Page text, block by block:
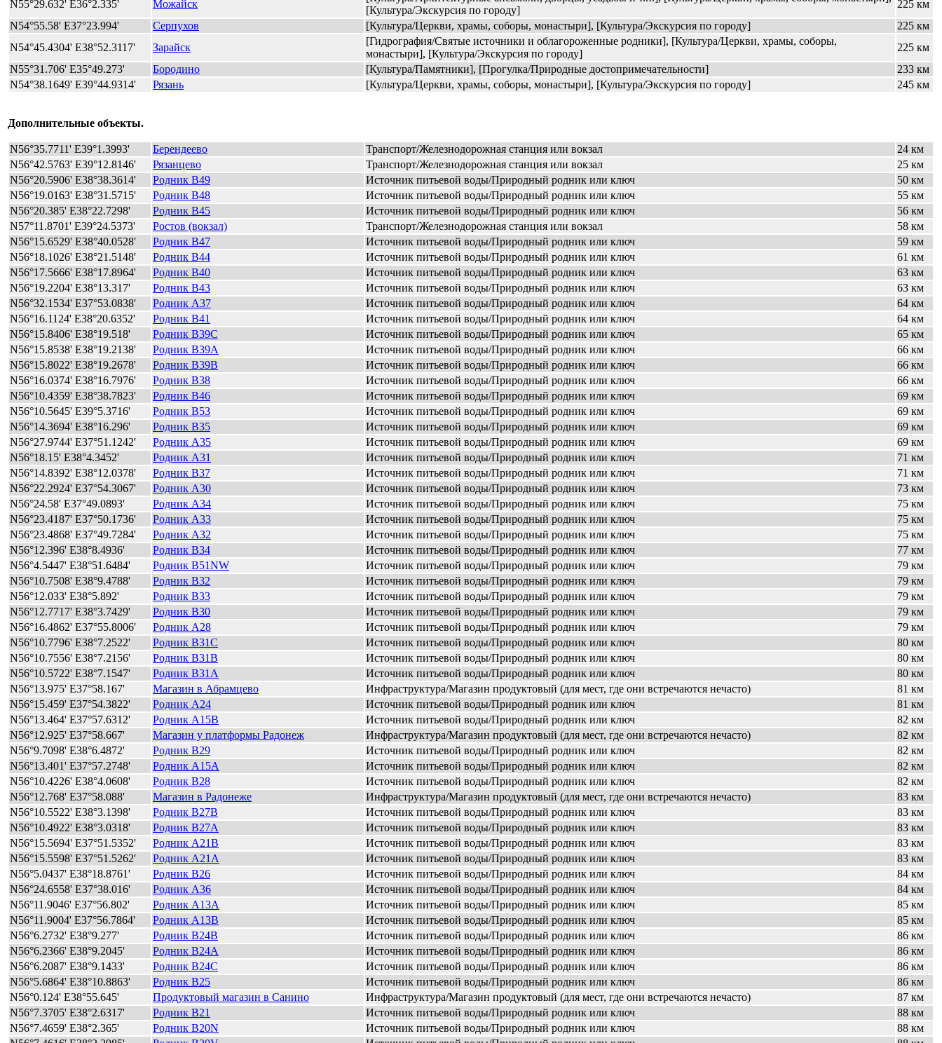
N55°29.632' E36°2.335'
Можайск
[Культура/Экскурсия по городу]
225 км
N54°55.58' E37°23.994'
Серпухов [Культура/Церкви, храмы, соборы, монастыри], [Культура/Экскурсия по городу]
225 км
N54°45.4304' E38°52.3117'
Зарайск
[Гидрография/Святые источники и облагороженные родники], [Культура/Церкви, храмы, соборы,
монастыри], [Культура/Экскурсия по городу]
225 км
N55°31.706' E35°49.273'
Бородино [Культура/Памятники], [Прогулка/Природные достопримечательности]
233 км
N54°38.1649' E39°44.9314'
Рязань [Культура/Церкви, храмы, соборы, монастыри], [Культура/Экскурсия по городу] 245 км
Дополнительные объекты.
N56°35.7711' E39°1.3993' Берендеево Транспорт/Железнодорожная станция или вокзал
24 км
N56°42.5763' E39°12.8146'
Рязанцево Транспорт/Железнодорожная станция или вокзал
25 км
N56°20.5906' E38°38.3614'
Родник B49 Источник питьевой воды/Природный родник или ключ
50 км
N56°19.0163' E38°31.5715'
Родник B48 Источник питьевой воды/Природный родник или ключ
55 км
N56°20.385' E38°22.7298'
Родник B45 Источник питьевой воды/Природный родник или ключ
56 км
N57°11.8701' E39°24.5373'
Ростов (вокзал) Транспорт/Железнодорожная станция или вокзал
58 км
N56°15.6529' E38°40.0528'
Родник B47 Источник питьевой воды/Природный родник или ключ
59 км
N56°18.1026' E38°21.5148'
Родник B44 Источник питьевой воды/Природный родник или ключ
61 км
N56°17.5666' E38°17.8964'
Родник B40 Источник питьевой воды/Природный родник или ключ
63 км
N56°19.2204' E38°13.317'
Родник B43 Источник питьевой воды/Природный родник или ключ
63 км
N56°32.1534' E37°53.0838'
Родник A37 Источник питьевой воды/Природный родник или ключ
64 км
N56°16.1124' E38°20.6352'
Родник B41 Источник питьевой воды/Природный родник или ключ
64 км
N56°15.8406' E38°19.518'
Родник B39C Источник питьевой воды/Природный родник или ключ
65 км
N56°15.8538' E38°19.2138'
Родник B39A Источник питьевой воды/Природный родник или ключ
66 км
N56°15.8022' E38°19.2678'
Родник B39B Источник питьевой воды/Природный родник или ключ
66 км
N56°16.0374' E38°16.7976'
Родник B38 Источник питьевой воды/Природный родник или ключ
66 км
N56°10.4359' E38°38.7823'
Родник B46 Источник питьевой воды/Природный родник или ключ
69 км
N56°10.5645' E39°5.3716'
Родник B53 Источник питьевой воды/Природный родник или ключ
69 км
N56°14.3694' E38°16.296'
Родник B35 Источник питьевой воды/Природный родник или ключ
69 км
N56°27.9744' E37°51.1242'
Родник A35 Источник питьевой воды/Природный родник или ключ
69 км
N56°18.15' E38°4.3452'
Родник A31 Источник питьевой воды/Природный родник или ключ
71 км
N56°14.8392' E38°12.0378'
Родник B37 Источник питьевой воды/Природный родник или ключ
71 км
N56°22.2924' E37°54.3067'
Родник A30 Источник питьевой воды/Природный родник или ключ
73 км
N56°24.58' E37°49.0893'
Родник A34 Источник питьевой воды/Природный родник или ключ
75 км
N56°23.4187' E37°50.1736'
Родник A33 Источник питьевой воды/Природный родник или ключ
75 км
N56°23.4868' E37°49.7284'
Родник A32 Источник питьевой воды/Природный родник или ключ
75 км
N56°12.396' E38°8.4936'
Родник B34 Источник питьевой воды/Природный родник или ключ
77 км
N56°4.5447' E38°51.6484'
Родник B51NW Источник питьевой воды/Природный родник или ключ
79 км
N56°10.7508' E38°9.4788'
Родник B32 Источник питьевой воды/Природный родник или ключ
79 км
N56°12.033' E38°5.892'
Родник B33 Источник питьевой воды/Природный родник или ключ
79 км
N56°12.7717' E38°3.7429'
Родник B30 Источник питьевой воды/Природный родник или ключ
79 км
N56°16.4862' E37°55.8006'
Родник A28 Источник питьевой воды/Природный родник или ключ
79 км
N56°10.7796' E38°7.2522'
Родник B31C Источник питьевой воды/Природный родник или ключ
80 км
N56°10.7556' E38°7.2156'
Родник B31B Источник питьевой воды/Природный родник или ключ
80 км
N56°10.5722' E38°7.1547'
Родник B31A Источник питьевой воды/Природный родник или ключ
80 км
N56°13.975' E37°58.167'
Магазин в Абрамцево Инфраструктура/Магазин продуктовый (для мест, где они встречаются нечасто)
81 км
N56°15.459' E37°54.3822'
Родник A24 Источник питьевой воды/Природный родник или ключ
81 км
N56°13.464' E37°57.6312'
Родник A15B Источник питьевой воды/Природный родник или ключ
82 км
N56°12.925' E37°58.667'
Магазин у платформы Радонеж Инфраструктура/Магазин продуктовый (для мест, где они встречаются нечасто)
82 км
N56°9.7098' E38°6.4872'
Родник B29 Источник питьевой воды/Природный родник или ключ
82 км
N56°13.401' E37°57.2748'
Родник A15A Источник питьевой воды/Природный родник или ключ
82 км
N56°10.4226' E38°4.0608'
Родник B28 Источник питьевой воды/Природный родник или ключ
82 км
N56°12.768' E37°58.088'
Магазин в Радонеже Инфраструктура/Магазин продуктовый (для мест, где они встречаются нечасто)
83 км
N56°10.5522' E38°3.1398'
Родник B27B Источник питьевой воды/Природный родник или ключ
83 км
N56°10.4922' E38°3.0318'
Родник B27A Источник питьевой воды/Природный родник или ключ
83 км
N56°15.5694' E37°51.5352'
Родник A21B Источник питьевой воды/Природный родник или ключ
83 км
N56°15.5598' E37°51.5262'
Родник A21A Источник питьевой воды/Природный родник или ключ
83 км
N56°5.0437' E38°18.8761'
Родник B26 Источник питьевой воды/Природный родник или ключ
84 км
N56°24.6558' E37°38.016'
Родник A36 Источник питьевой воды/Природный родник или ключ
84 км
N56°11.9046' E37°56.802'
Родник A13A Источник питьевой воды/Природный родник или ключ
85 км
N56°11.9004' E37°56.7864'
Родник A13B Источник питьевой воды/Природный родник или ключ
85 км
N56°6.2732' E38°9.277'
Родник B24B Источник питьевой воды/Природный родник или ключ
86 км
N56°6.2366' E38°9.2045'
Родник B24A Источник питьевой воды/Природный родник или ключ
86 км
N56°6.2087' E38°9.1433'
Родник B24C Источник питьевой воды/Природный родник или ключ
86 км
N56°5.6864' E38°10.8863'
Родник B25 Источник питьевой воды/Природный родник или ключ
86 км
N56°0.124' E38°55.645'
Продуктовый магазин в Санино Инфраструктура/Магазин продуктовый (для мест, где они встречаются нечасто)
87 км
N56°7.3705' E38°2.6317'
Родник B21 Источник питьевой воды/Природный родник или ключ
88 км
N56°7.4659' E38°2.365'
Родник B20N Источник питьевой воды/Природный родник или ключ
88 км